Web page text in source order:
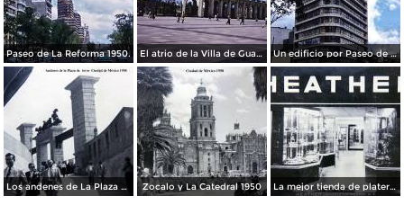
Paseo de La Reforma 1950. El atrio de la Villa de Guadalupe 1950. Un edificio por Paseo de La Reforma 1950
Los andenes de La Plaza de toros Ciudad de México 1950 Zocalo y La Catedral 1950 La mejor tienda de plateria.